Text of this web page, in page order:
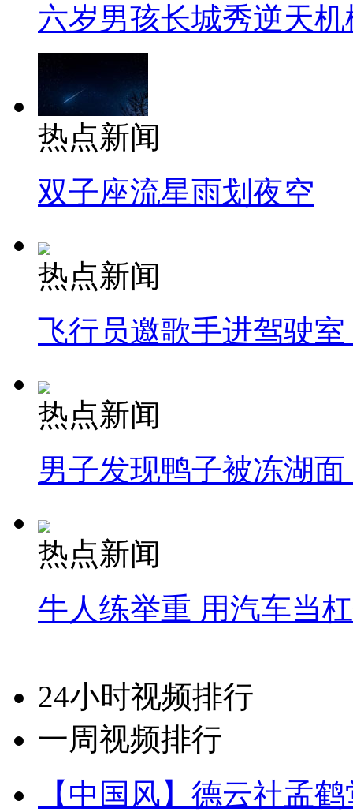
六岁男孩长城秀逆天机
热点新闻
双子座流星雨划夜空
热点新闻
飞行员邀歌手进驾驶
热点新闻
男子发现鸭子被冻湖
热点新闻
牛人练举重 用汽车当
24小时视频排行
一周视频排行
【中国风】德云社孟